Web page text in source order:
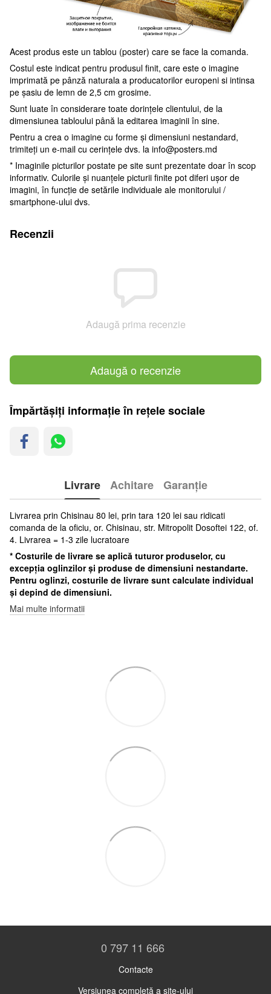
Acest produs este un tablou (poster) care se face la comanda.
Costul este indicat pentru produsul finit, care este o imagine
imprimată pe pânză naturala a producatorilor europeni si intinsa
pe șasiu de lemn de 2,5 cm grosime.
Sunt luate în considerare toate dorințele clientului, de la
dimensiunea tabloului până la editarea imaginii în sine.
Pentru a crea o imagine cu forme și dimensiuni nestandard,
trimiteți un e-mail cu cerințele dvs. la info@posters.md
* Imaginile picturilor postate pe site sunt prezentate doar în scop
informativ. Culorile și nuanțele picturii finite pot diferi ușor de
imagini, în funcție de setările individuale ale monitorului /
smartphone-ului dvs.
Recenzii
Adaugă prima recenzie
Adaugă o recenzie
Împărtășiți informație în rețele sociale
Livrare Achitare Garanție
Livrarea prin Chisinau 80 lei, prin tara 120 lei sau ridicati
comanda de la oficiu, or. Chisinau, str. Mitropolit Dosoftei 122, of.
4. Livrarea = 1-3 zile lucratoare
* Costurile de livrare se aplică tuturor produselor, cu
excepția oglinzilor și produse de dimensiuni nestandarte.
Pentru oglinzi, costurile de livrare sunt calculate individual
și depind de dimensiuni.
Mai multe informatii
0 797 11 666
Contacte
Versiunea completă a site-ului